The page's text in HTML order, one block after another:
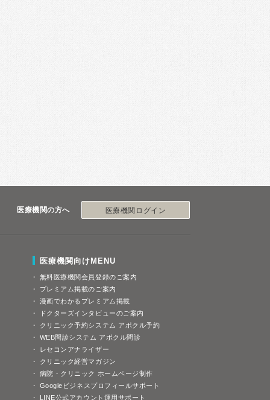
医療機関の方へ 医療機関ログイン
医療機関向けMENU
無料医療機関会員登録のご案内
プレミアム掲載のご案内
漫画でわかるプレミアム掲載
ドクターズインタビューのご案内
クリニック予約システム アポクル予約
WEB問診システム アポクル問診
レセコンアナライザー
クリニック経営マガジン
病院・クリニック ホームページ制作
Googleビジネスプロフィールサポート
LINE公式アカウント運用サポート